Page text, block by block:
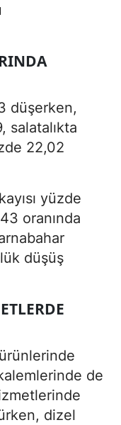
düşerken,
salatalıkta
22,02
yüzde
oranında
düşüş
ürünlerinde
de
dizel